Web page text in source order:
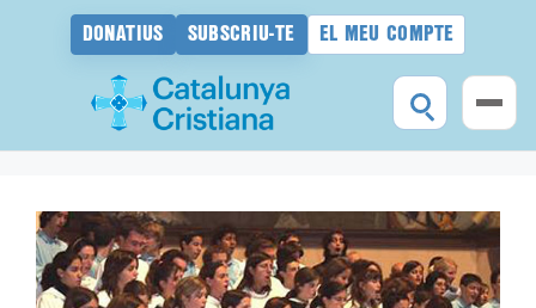
DONATIUS SUBSCRIU-TE EL MEU COMPTE
contingut